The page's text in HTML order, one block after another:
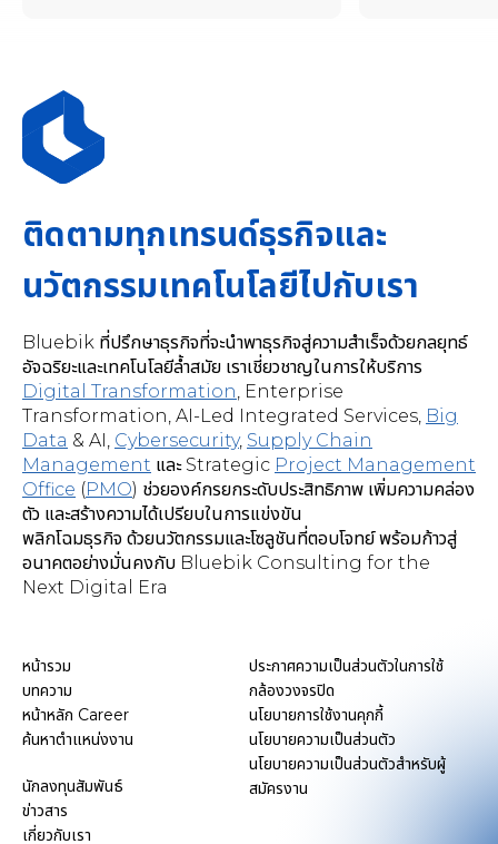
ติดตามทุกเทรนด์ธุรกิจและ
นวัตกรรมเทคโนโลยีไปกับเรา
Bluebik ที่ปรึกษาธุรกิจที่จะนำพาธุรกิจสู่ความสำเร็จด้วยกลยุทธ์
อัจฉริยะและเทคโนโลยีล้ำสมัย เราเชี่ยวชาญในการให้บริการ
Digital Transformation, Enterprise
Transformation, AI-Led Integrated Services, Big
Data & AI, Cybersecurity, Supply Chain
Management และ Strategic Project Management
Office (PMO) ช่วยองค์กรยกระดับประสิทธิภาพ เพิ่มความคล่อง
ตัว และสร้างความได้เปรียบในการแข่งขัน
พลิกโฉมธุรกิจ ด้วยนวัตกรรมและโซลูชันที่ตอบโจทย์ พร้อมก้าวสู่
อนาคตอย่างมั่นคงกับ Bluebik Consulting for the
Next Digital Era
หน้ารวม
บทความ
หน้าหลัก Career
ค้นหาตำแหน่งงาน
นักลงทุนสัมพันธ์
ข่าวสาร
เกี่ยวกับเรา
ประกาศความเป็นส่วนตัวในการใช้
กล้องวงจรปิด
นโยบายการใช้งานคุกกี้
นโยบายความเป็นส่วนตัว
นโยบายความเป็นส่วนตัวสำหรับผู้
สมัครงาน